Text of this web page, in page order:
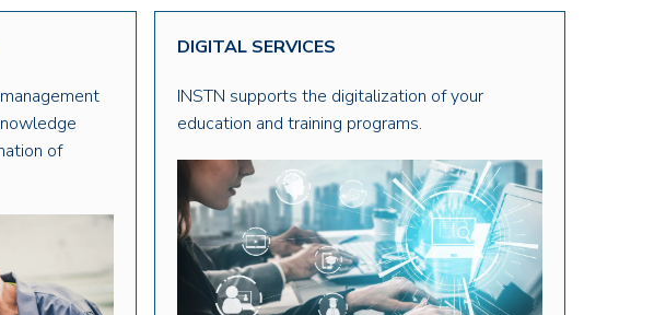
of
DIGITAL SERVICES
INSTN supports the digitalization of your
education and training programs.